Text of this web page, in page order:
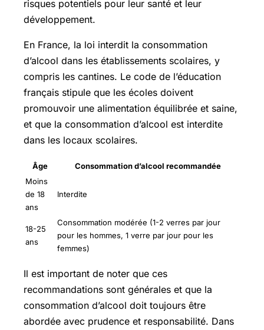
risques potentiels pour leur santé et leur
développement.
En France, la loi interdit la consommation
d’alcool dans les établissements scolaires, y
compris les cantines. Le code de l’éducation
français stipule que les écoles doivent
promouvoir une alimentation équilibrée et saine,
et que la consommation d’alcool est interdite
dans les locaux scolaires.
Âge
Consommation d’alcool recommandée
Moins
de 18
ans
Interdite
18-25
ans
Consommation modérée (1-2 verres par jour
pour les hommes, 1 verre par jour pour les
femmes)
Il est important de noter que ces
recommandations sont générales et que la
consommation d’alcool doit toujours être
abordée avec prudence et responsabilité. Dans